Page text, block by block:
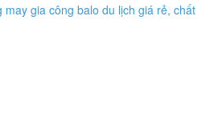
may gia công balo du lịch giá rẻ, chất